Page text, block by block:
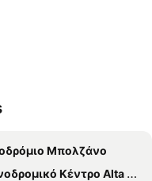
Μπολζάνο
Κέντρο Alta Badia